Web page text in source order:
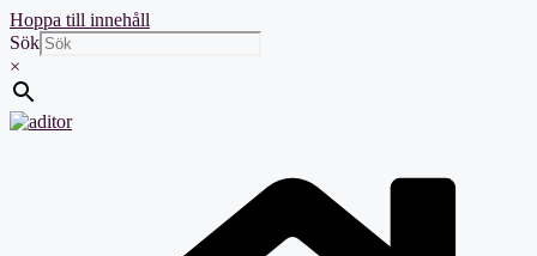
Hoppa till innehåll
Sök
×